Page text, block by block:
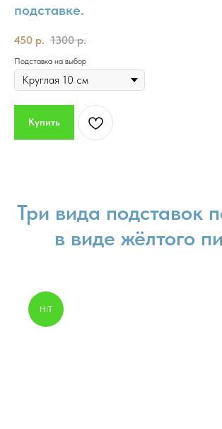
подставке.
450 р. 1300 р.
Подставка на выбор
Купить
Три вида подставок
в виде жёлтого
HIT